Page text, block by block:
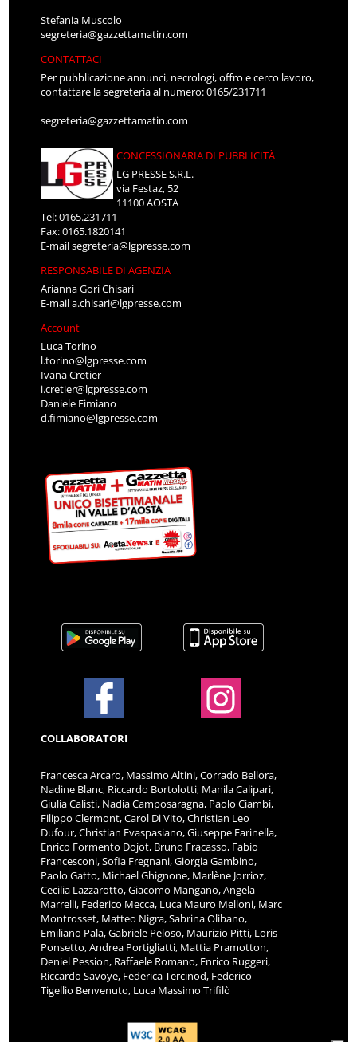
Stefania Muscolo
segreteria@gazzettamatin.com
CONTATTACI
Per pubblicazione annunci, necrologi, offro e cerco lavoro,
contattare la segreteria al numero: 0165/231711
segreteria@gazzettamatin.com
CONCESSIONARIA DI PUBBLICITÀ
LG PRESSE S.R.L.
via Festaz, 52
11100 AOSTA
Tel: 0165.231711
Fax: 0165.1820141
E-mailsegreteria@lgpresse.com
RESPONSABILE DI AGENZIA
Arianna Gori Chisari
E-maila.chisari@lgpresse.com
Account
Luca Torino
l.torino@lgpresse.com
Ivana Cretier
i.cretier@lgpresse.com
Daniele Fimiano
d.fimiano@lgpresse.com
COLLABORATORI
Francesca Arcaro, Massimo Altini, Corrado Bellora,
Nadine Blanc, Riccardo Bortolotti, Manila Calipari,
Giulia Calisti, Nadia Camposaragna, Paolo Ciambi,
Filippo Clermont, Carol Di Vito, Christian Leo
Dufour, Christian Evaspasiano, Giuseppe Farinella,
Enrico Formento Dojot, Bruno Fracasso, Fabio
Francesconi, Sofia Fregnani, Giorgia Gambino,
Paolo Gatto, Michael Ghignone, Marlène Jorrioz,
Cecilia Lazzarotto, Giacomo Mangano, Angela
Marrelli, Federico Mecca, Luca Mauro Melloni, Marc
Montrosset, Matteo Nigra, Sabrina Olibano,
Emiliano Pala, Gabriele Peloso, Maurizio Pitti, Loris
Ponsetto, Andrea Portigliatti, Mattia Pramotton,
Deniel Pession, Raffaele Romano, Enrico Ruggeri,
Riccardo Savoye, Federica Tercinod, Federico
Tigellio Benvenuto, Luca Massimo Trifilò